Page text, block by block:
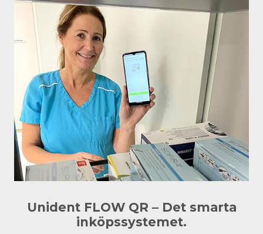
Unident FLOW QR – Det smarta
inköpssystemet.